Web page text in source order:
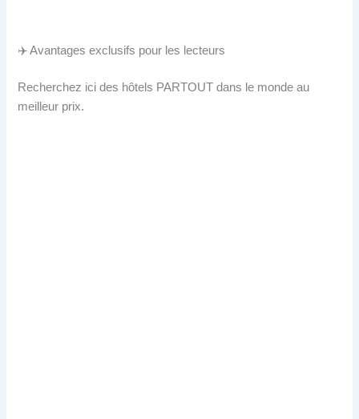
✈️ Avantages exclusifs pour les lecteurs
Recherchez ici des hôtels PARTOUT dans le monde au
meilleur prix.